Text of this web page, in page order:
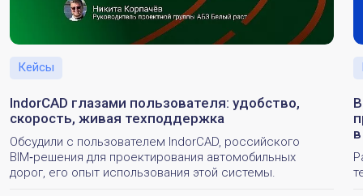
Кейсы
IndorCAD глазами пользователя: удобство,
скорость, живая техподдержка
Обсудили с пользователем IndorCAD, российского
BIM‑решения для проектирования автомобильных
дорог, его опыт использования этой системы.